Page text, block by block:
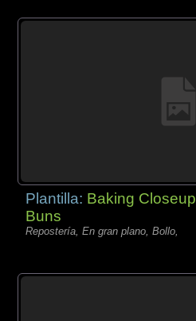
Plantilla: Baking Closeup
Buns
Repostería, En gran plano, Bollo,